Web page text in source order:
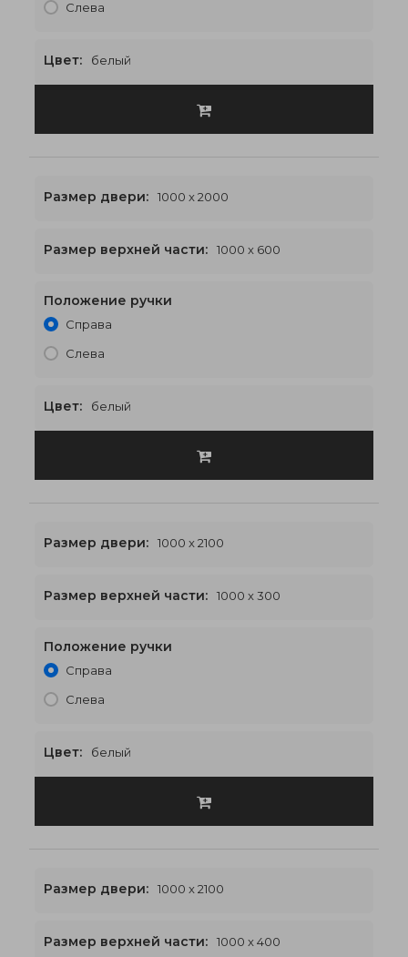
Слева
Цвет: белый
1000 x 2600€477
Размер двери: 1000 x 2000
Размер верхней части: 1000 x 600
Положение ручки
Справа
Слева
Цвет: белый
1000 x 2400
Размер двери: 1000 x 2100
Размер верхней части: 1000 x 300
Положение ручки
Справа
Слева
Цвет: белый
Размер двери: 1000 x 2100
Размер верхней части: 1000 x 400